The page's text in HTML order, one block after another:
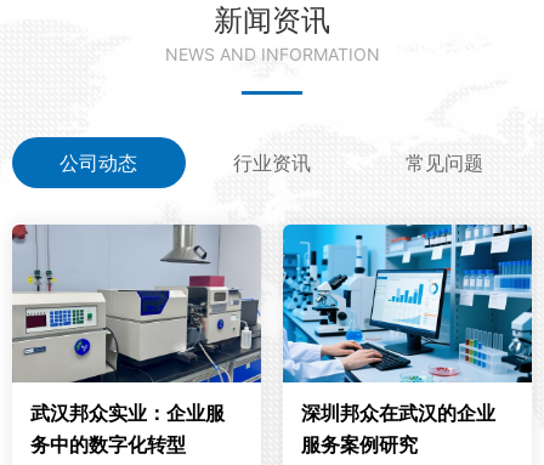
新闻资讯
NEWS AND INFORMATION
公司动态 行业资讯 常见问题
武汉邦众实业：企业服
务中的数字化转型
深圳邦众在武汉的企业
服务案例研究